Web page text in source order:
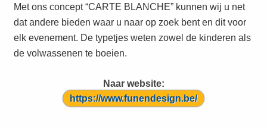
Met ons concept “CARTE BLANCHE” kunnen wij u net
dat andere bieden waar u naar op zoek bent en dit voor
elk evenement. De typetjes weten zowel de kinderen als
de volwassenen te boeien.
Naar website:
https://www.funendesign.be/